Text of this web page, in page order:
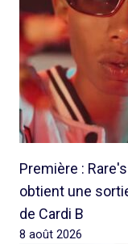
Première :
obtient une
de Cardi B
8 août 2026